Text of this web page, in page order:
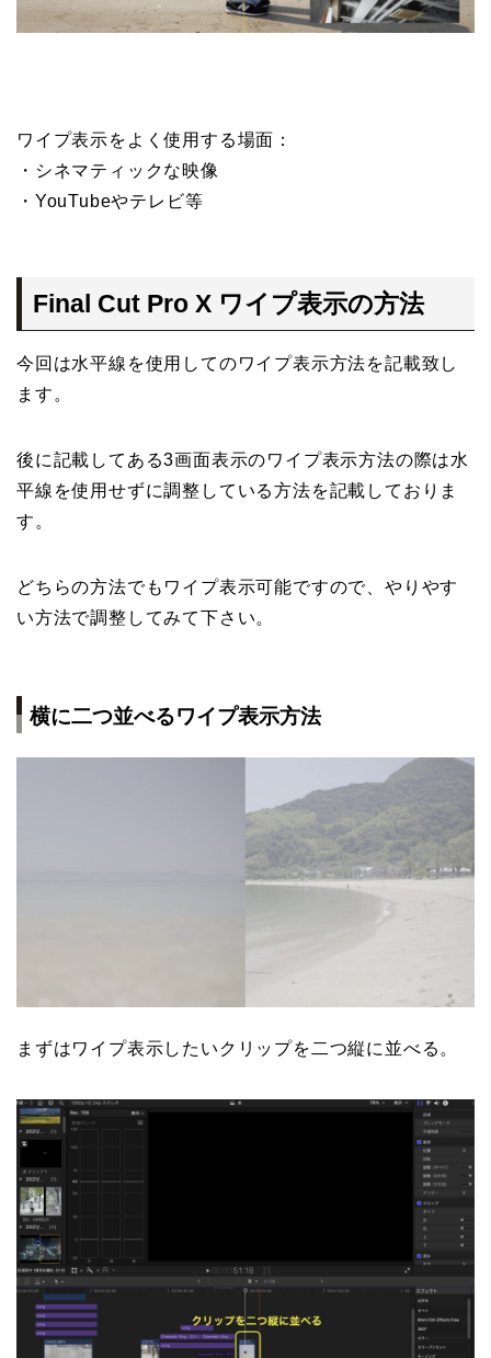
ワイプ表示をよく使用する場面：
・シネマティックな映像
・YouTubeやテレビ等
Final Cut Pro X ワイプ表示の方法
今回は水平線を使用してのワイプ表示方法を記載致し
ます。
後に記載してある3画面表示のワイプ表示方法の際は水
平線を使用せずに調整している方法を記載しておりま
す。
どちらの方法でもワイプ表示可能ですので、やりやす
い方法で調整してみて下さい。
横に二つ並べるワイプ表示方法
まずはワイプ表示したいクリップを二つ縦に並べる。